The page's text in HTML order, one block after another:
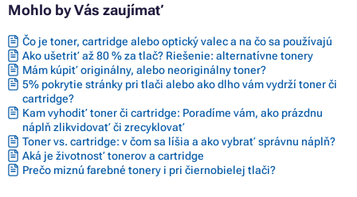
Mohlo by Vás zaujímať
Čo je toner, cartridge alebo optický valec a na čo sa používajú
Ako ušetriť až 80 % za tlač? Riešenie: alternatívne tonery
Mám kúpiť originálny, alebo neoriginálny toner?
5% pokrytie stránky pri tlači alebo ako dlho vám vydrží toner či
cartridge?
Kam vyhodiť toner či cartridge: Poradíme vám, ako prázdnu
náplň zlikvidovať či zrecyklovať
Toner vs. cartridge: v čom sa líšia a ako vybrať správnu náplň?
Aká je životnosť tonerov a cartridge
Prečo miznú farebné tonery i pri čiernobielej tlači?